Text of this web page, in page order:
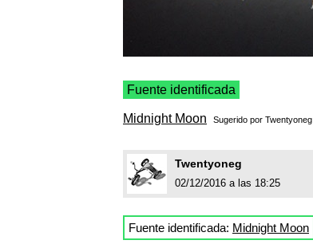
Fuente identificada
Midnight Moon Sugerido por Twentyoneg
Twentyoneg
02/12/2016 a las 18:25
Fuente identificada: Midnight Moon